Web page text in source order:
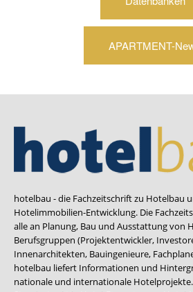
APARTMENT-
hotelbau - die Fachzeitschrift zu Hotelbau
Hotelimmobilien-Entwicklung. Die
alle an Planung, Bau und Ausstattung von
Berufsgruppen (Projektentwickler,
Innenarchitekten, Bauingenieure,
hotelbau liefert Informationen und
nationale und internationale